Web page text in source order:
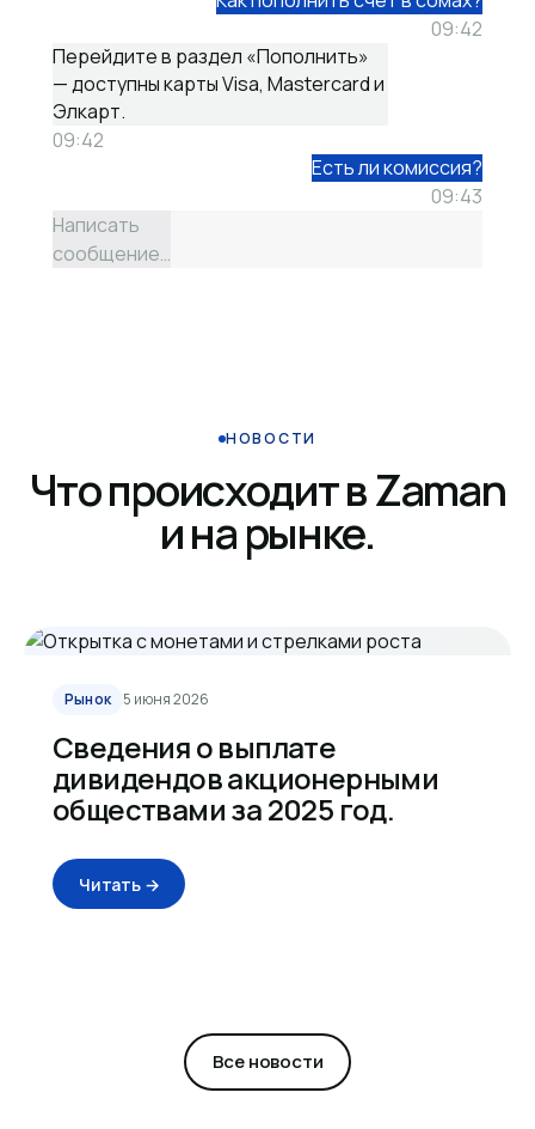
09:42
Перейдите в раздел «Пополнить»
— доступны карты Visa, Mastercard и
Элкарт.
09:42
Есть ли комиссия?
09:43
Написать
сообщение…
НОВОСТИ
Что происходит в Zaman
и на рынке.
Рынок 5 июня 2026
Сведения о выплате
дивидендов акционерными
обществами за 2025 год.
Читать →
Все новости